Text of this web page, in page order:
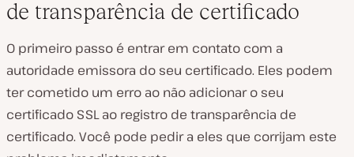
de transparência de certificado
O primeiro passo é entrar em contato com a
autoridade emissora do seu certificado. Eles podem
ter cometido um erro ao não adicionar o seu
certificado SSL ao registro de transparência de
certificado. Você pode pedir a eles que corrijam este